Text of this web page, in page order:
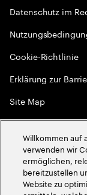
Datenschutz im
Cookie-Richtlinie
Erklärung zur
Site Map
Globale
2026Accenture.
Willkommen auf
verwenden wir
ermöglichen,
bereitzustellen
Website zu